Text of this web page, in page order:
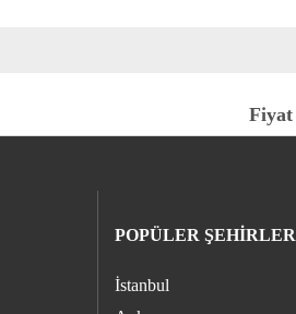
Fiyat
POPÜLER ŞEHİRLER
İstanbul